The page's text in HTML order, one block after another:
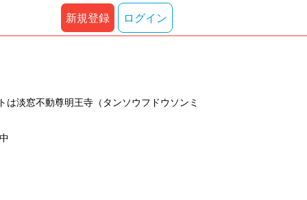
淡窓不動尊明王寺（タンソウフドウソンミ
新規登録 ログイン